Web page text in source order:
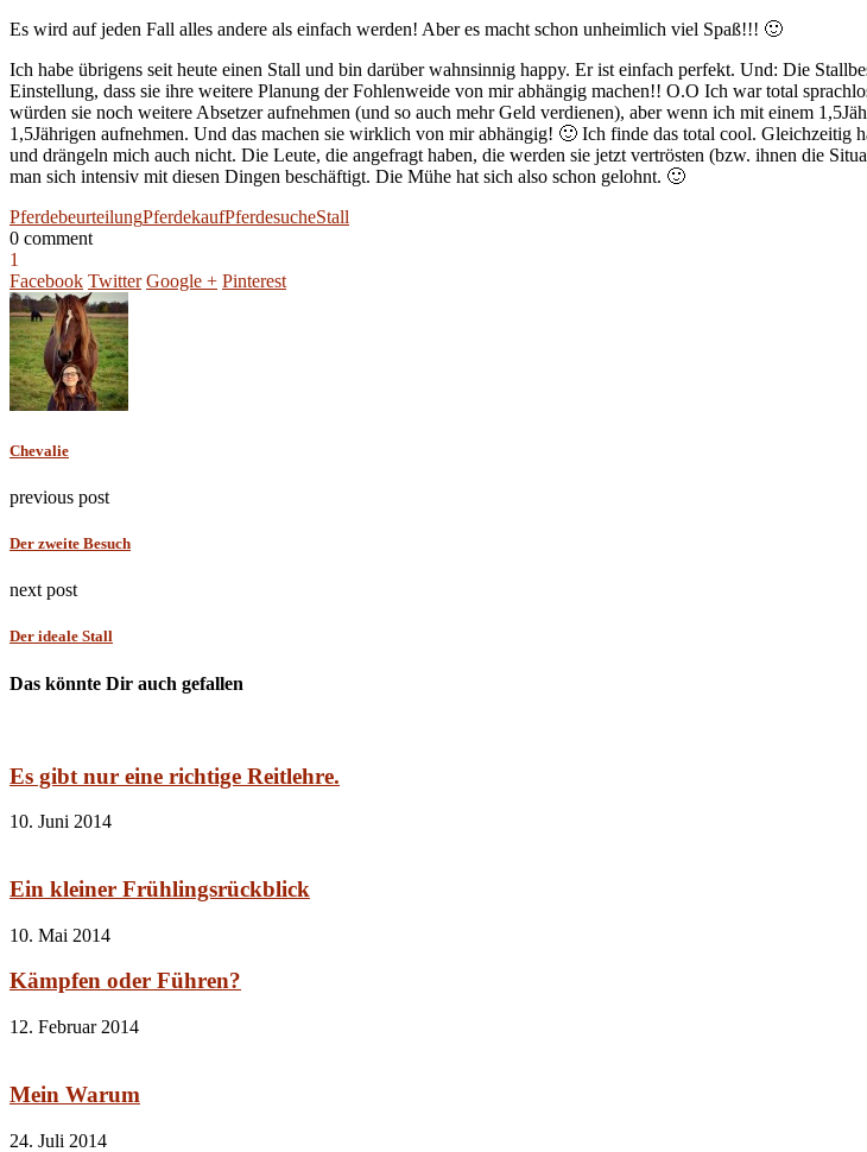
Es wird auf jeden Fall alles andere als einfach werden! Aber es macht schon unheimlich viel Spaß!!! 🙂
Ich habe übrigens seit heute einen Stall und bin darüber wahnsinnig happy. Er ist einfach perfekt. Und: Die
Einstellung, dass sie ihre weitere Planung der Fohlenweide von mir abhängig machen!! O.O Ich war total
würden sie noch weitere Absetzer aufnehmen (und so auch mehr Geld verdienen), aber wenn ich mit einem
1,5Jährigen aufnehmen. Und das machen sie wirklich von mir abhängig! 🙂 Ich finde das total cool. Gleichzeitig
und drängeln mich auch nicht. Die Leute, die angefragt haben, die werden sie jetzt vertrösten (bzw. ihnen die
man sich intensiv mit diesen Dingen beschäftigt. Die Mühe hat sich also schon gelohnt. 🙂
PferdebeurteilungPferdekaufPferdesucheStall
0 comment
1
Facebook Twitter Google + Pinterest
Chevalie
previous post
Der zweite Besuch
next post
Der ideale Stall
Das könnte Dir auch gefallen
Es gibt nur eine richtige Reitlehre.
10. Juni 2014
Ein kleiner Frühlingsrückblick
10. Mai 2014
Kämpfen oder Führen?
12. Februar 2014
Mein Warum
24. Juli 2014